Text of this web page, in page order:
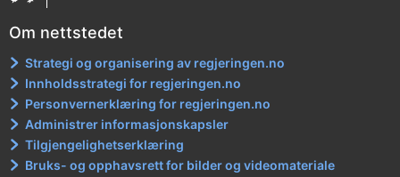
Om nettstedet
Strategi og organisering av regjeringen.no
Innholdsstrategi for regjeringen.no
Personvernerklæring for regjeringen.no
Administrer informasjonskapsler
Tilgjengelighetserklæring
Bruks- og opphavsrett for bilder og videomateriale